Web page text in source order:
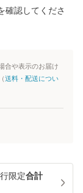
確認してくださ
合や表示のお届け
送料・配送につい
限定合計